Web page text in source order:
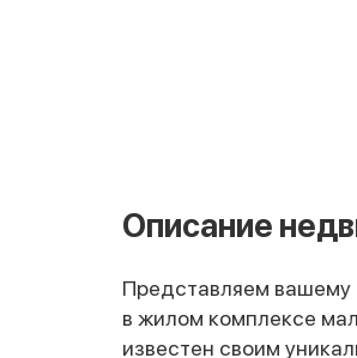
Описание
Представляем вашему
в жилом комплексе
известен своим